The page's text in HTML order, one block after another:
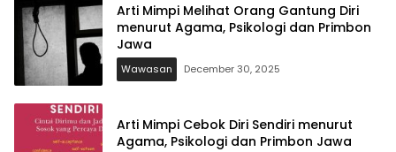
Arti Mimpi Melihat Orang Gantung Diri
menurut Agama, Psikologi dan Primbon
Jawa
Wawasan December 30, 2025
Arti Mimpi Cebok Diri Sendiri menurut
Agama, Psikologi dan Primbon Jawa